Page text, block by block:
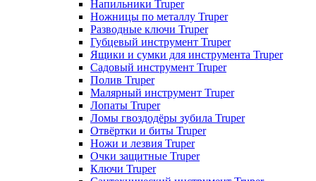
Напильники Truper
Ножницы по металлу Truper
Разводные ключи Truper
Губцевый инструмент Truper
Ящики и сумки для инструмента Truper
Садовый инструмент Truper
Полив Truper
Малярный инструмент Truper
Лопаты Truper
Ломы гвоздодёры зубила Truper
Отвёртки и биты Truper
Ножи и лезвия Truper
Очки защитные Truper
Ключи Truper